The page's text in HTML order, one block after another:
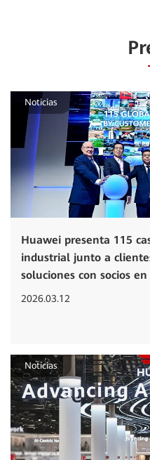
Noticias
Huawei presenta 115
industrial junto a
soluciones con socios
2026.03.12
Noticias